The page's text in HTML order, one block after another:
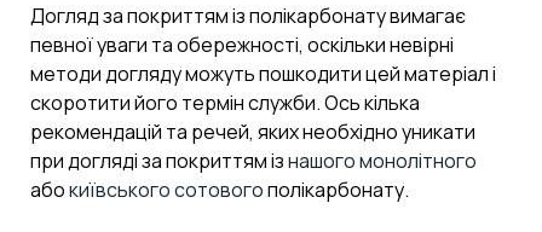
Догляд за покриттям із полікарбонату вимагає
певної уваги та обережності, оскільки невірні
методи догляду можуть пошкодити цей матеріал і
скоротити його термін служби. Ось кілька
рекомендацій та речей, яких необхідно уникати
при догляді за покриттям ізнашого монолітного
абокиївського сотовогополікарбонату.